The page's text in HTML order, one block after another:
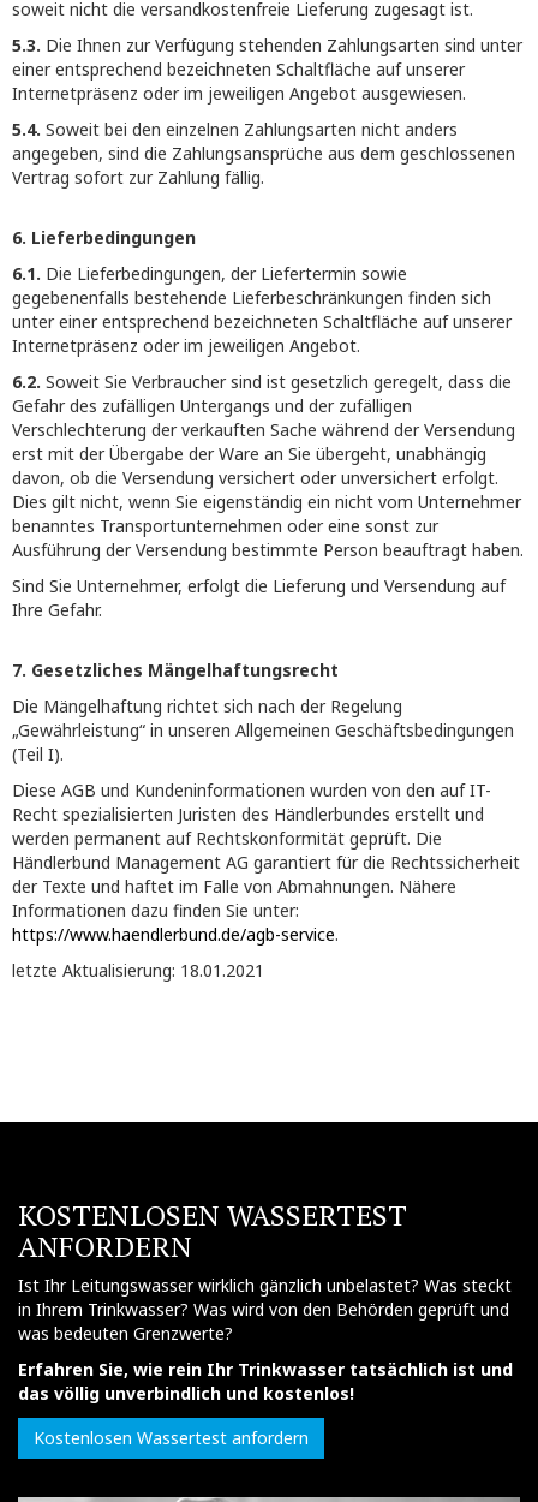
soweit nicht die versandkostenfreie Lieferung zugesagt ist.
5.3. Die Ihnen zur Verfügung stehenden Zahlungsarten sind unter
einer entsprechend bezeichneten Schaltfläche auf unserer
Internetpräsenz oder im jeweiligen Angebot ausgewiesen.
5.4. Soweit bei den einzelnen Zahlungsarten nicht anders
angegeben, sind die Zahlungsansprüche aus dem geschlossenen
Vertrag sofort zur Zahlung fällig.
6. Lieferbedingungen
6.1. Die Lieferbedingungen, der Liefertermin sowie
gegebenenfalls bestehende Lieferbeschränkungen finden sich
unter einer entsprechend bezeichneten Schaltfläche auf unserer
Internetpräsenz oder im jeweiligen Angebot.
6.2. Soweit Sie Verbraucher sind ist gesetzlich geregelt, dass die
Gefahr des zufälligen Untergangs und der zufälligen
Verschlechterung der verkauften Sache während der Versendung
erst mit der Übergabe der Ware an Sie übergeht, unabhängig
davon, ob die Versendung versichert oder unversichert erfolgt.
Dies gilt nicht, wenn Sie eigenständig ein nicht vom Unternehmer
benanntes Transportunternehmen oder eine sonst zur
Ausführung der Versendung bestimmte Person beauftragt haben.
Sind Sie Unternehmer, erfolgt die Lieferung und Versendung auf
Ihre Gefahr.
7. Gesetzliches Mängelhaftungsrecht
Die Mängelhaftung richtet sich nach der Regelung
„Gewährleistung“ in unseren Allgemeinen Geschäftsbedingungen
(Teil I).
Diese AGB und Kundeninformationen wurden von den auf IT-
Recht spezialisierten Juristen des Händlerbundes erstellt und
werden permanent auf Rechtskonformität geprüft. Die
Händlerbund Management AG garantiert für die Rechtssicherheit
der Texte und haftet im Falle von Abmahnungen. Nähere
Informationen dazu finden Sie unter:
https://www.haendlerbund.de/agb-service.
letzte Aktualisierung: 18.01.2021
KOSTENLOSEN WASSERTEST
ANFORDERN
Ist Ihr Leitungswasser wirklich gänzlich unbelastet? Was steckt
in Ihrem Trinkwasser? Was wird von den Behörden geprüft und
was bedeuten Grenzwerte?
Erfahren Sie, wie rein Ihr Trinkwasser tatsächlich ist und
das völlig unverbindlich und kostenlos!
Kostenlosen Wassertest anfordern